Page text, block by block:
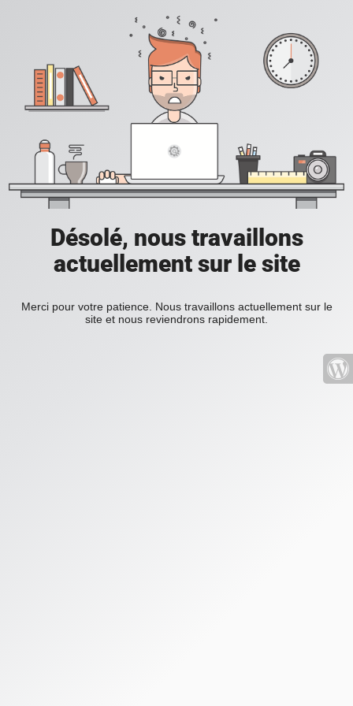
Désolé, nous travaillons
actuellement sur le site
Merci pour votre patience. Nous travaillons actuellement sur le
site et nous reviendrons rapidement.